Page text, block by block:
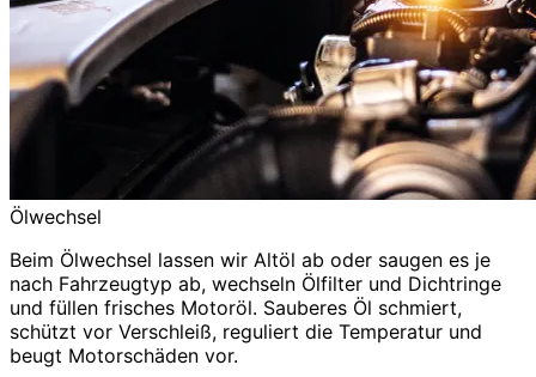
Ölwechsel
Beim Ölwechsel lassen wir Altöl ab oder saugen es je
nach Fahrzeugtyp ab, wechseln Ölfilter und Dichtringe
und füllen frisches Motoröl. Sauberes Öl schmiert,
schützt vor Verschleiß, reguliert die Temperatur und
beugt Motorschäden vor.